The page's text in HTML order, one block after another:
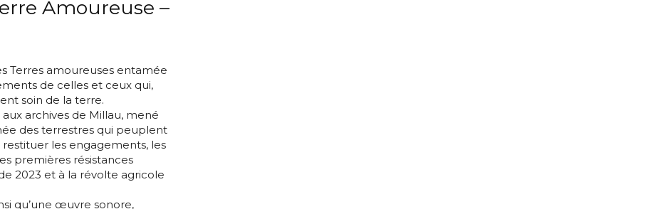
email*
Amoureuse –
Terres amoureuses entamée
de celles et ceux qui,
soin de la terre.
archives de Millau, mené
des terrestres qui peuplent
restituer les engagements, les
premières résistances
2023 et à la révolte agricole
qu’une œuvre sonore,